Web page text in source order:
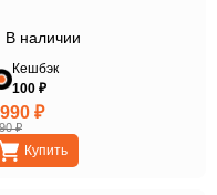
В наличии
Кешбэк
100 ₽
₽
₽
Купить